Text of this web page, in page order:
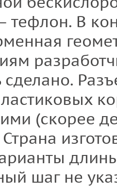
тефлон. В
(скорее
шаг не